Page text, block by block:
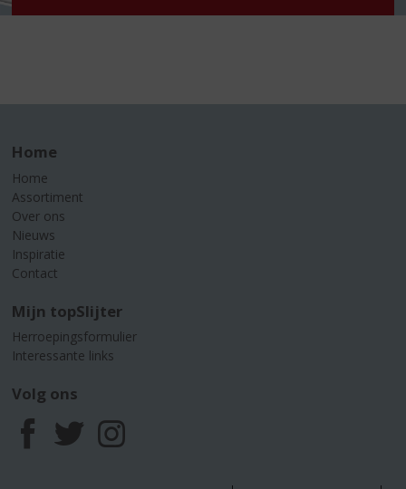
Home
Home
Assortiment
Over ons
Nieuws
Inspiratie
Contact
Mijn topSlijter
Herroepingsformulier
Interessante links
Volg ons
F
T
I